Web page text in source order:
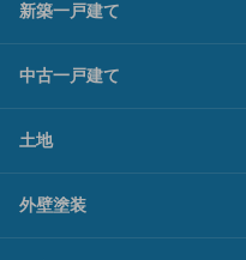
新築一戸建て
中古一戸建て
土地
外壁塗装